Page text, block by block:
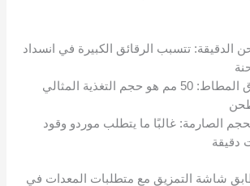
الدقيقة: تتسبب الرقائق الكبيرة في انسداد
إنتاج مسحوق المطاط: 50 مم هو حجم التغذية المثالي
الصارمة: غالبًا ما يتطلب موردو وقود
شاشة التمزيق مع متطلبات المعدات في